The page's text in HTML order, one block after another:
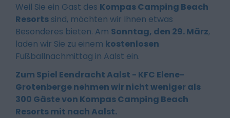
Weil Sie ein Gast des Kompas Camping Beach
Resorts sind, möchten wir Ihnen etwas
Besonderes bieten. Am Sonntag, den 29. März,
laden wir Sie zu einem kostenlosen
Fußballnachmittag in Aalst ein.
Zum Spiel Eendracht Aalst - KFC Elene-
Grotenberge nehmen wir nicht weniger als
300 Gäste von Kompas Camping Beach
Resorts mit nach Aalst.